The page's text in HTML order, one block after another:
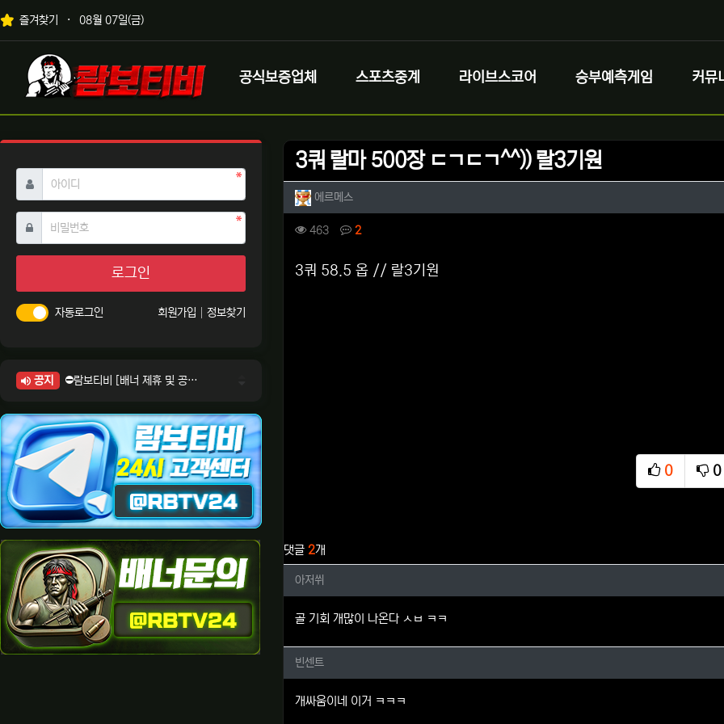
상단 네비
즐겨찾기 08월 07일(금)
메인 메뉴
로고
공식보증업체 스포츠중계 라이브스코어 승부예측게임 커뮤
3쿼 랄마 500장 ㄷㄱㄷㄱ^^)) 랄3기원
작성자 정보
에르메스
컨텐츠 정보
463조회 2댓글
본문
3쿼 58.5 옵 // 랄3기원
0
추천
0
비
댓글 2개
아저쒸님의 댓글
아저쒸
골 기회 개많이 나온다 ㅅㅂ ㅋㅋ
빈센트님의 댓글
빈센트
개싸움이네 이거 ㅋㅋㅋ
아이디 필수
비밀번호필수
로그인
자동로그인 회원가입 정보찾기
공지
⛔람보티비 [배너 제휴 및 공식 입점 문의 안내]
⛔람보티비 [정회원 등급UP! 안내사항]
⛔람보티비 [채팅방 이용시 주의사항]
⛔람보티비 [공식보증업체 안내]